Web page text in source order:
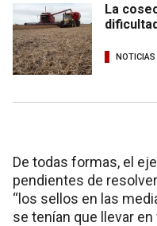
La
NOTICIAS
De todas formas, el
pendientes de
“los sellos en las
se tenían que llevar